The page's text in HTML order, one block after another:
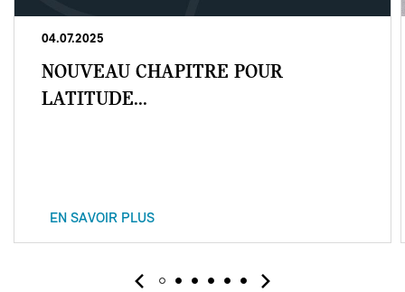
04.07.2025
NOUVEAU CHAPITRE POUR
LATITUDE...
EN SAVOIR PLUS